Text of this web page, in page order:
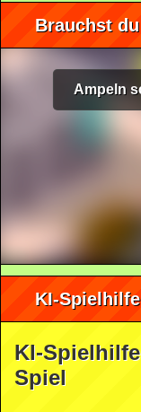
Brauchst
Ampeln
KI-Spielhilfe
KI-
Spiel